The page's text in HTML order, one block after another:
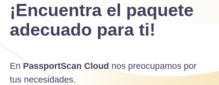
¡Encuentra el paquete
adecuado para ti!
En PassportScan Cloud nos preocupamos por
tus necesidades.